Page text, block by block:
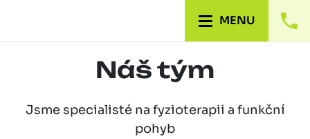
MENU
Náš tým
Jsme specialisté na fyzioterapii a funkční
pohyb